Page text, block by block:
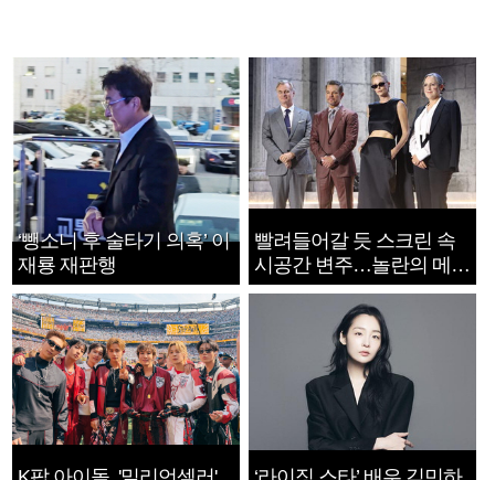
‘뺑소니 후 술타기 의혹’ 이
재룡 재판행
빨려들어갈 듯 스크린 속
시공간 변주…놀란의 메시
지는 ‘전쟁 속죄’